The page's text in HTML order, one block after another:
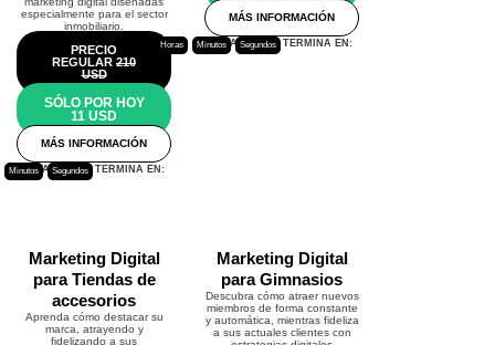
especialmente para el sector
inmobiliario.
PRECIO
REGULAR 210
USD
SÓLO POR HOY
11 USD
MÁS INFORMACIÓN
ESTA PROMO TERMINA EN:
Minutos Segundos
MÁS INFORMACIÓN
ESTA PROMO TERMINA EN:
Horas Minutos Segundos
Marketing Digital
para Tiendas de
accesorios
Aprenda cómo destacar su
marca, atrayendo y
fidelizando a sus
Marketing Digital
para Gimnasios
Descubra cómo atraer nuevos
miembros de forma constante
y automática, mientras fideliza
a sus actuales clientes con